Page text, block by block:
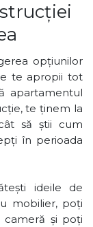
opțiunilor
te apropii tot
apartamentul
te ținem la
să știi cum
în perioada
ideile de
mobilier, poți
cameră și poți